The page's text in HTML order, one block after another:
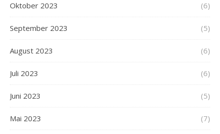
Oktober 2023 (6)
September 2023 (5)
August 2023 (6)
Juli 2023 (6)
Juni 2023 (5)
Mai 2023 (7)